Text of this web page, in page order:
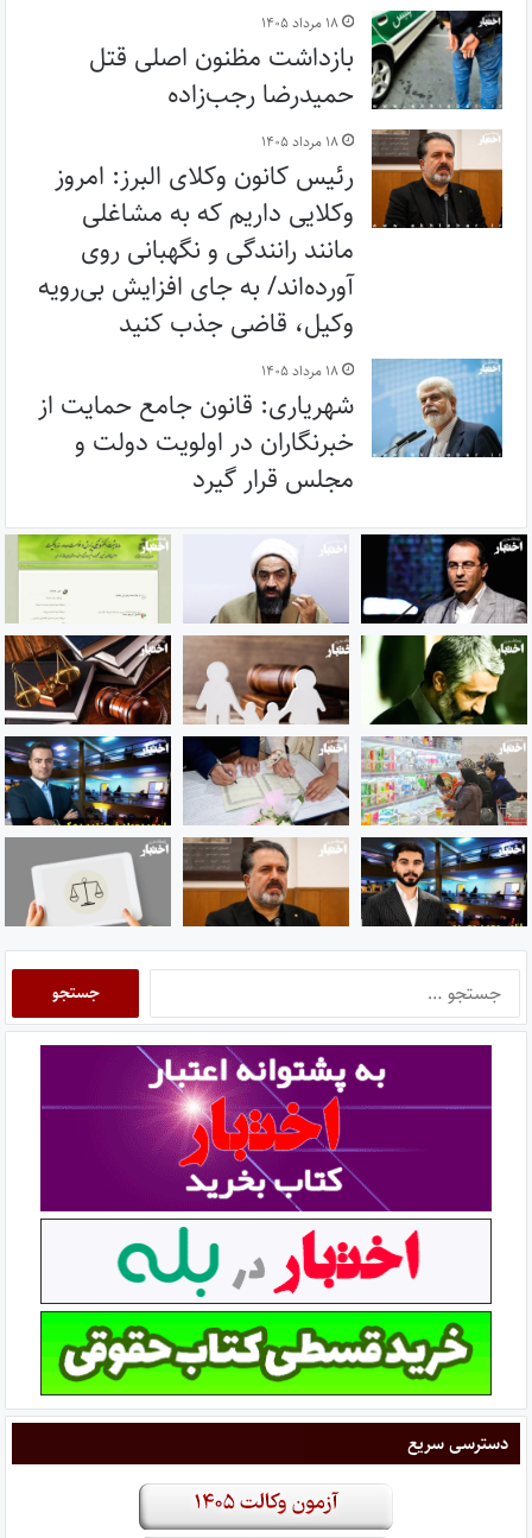
۱۸ مرداد ۱۴۰۵
بازداشت مظنون اصلی قتل
حمیدرضا رجب‌زاده
۱۸ مرداد ۱۴۰۵
رئیس کانون وکلای البرز: امروز
وکلایی داریم که به مشاغلی
مانند رانندگی و نگهبانی روی
آورده‌اند/ به جای افزایش بی‌رویه
وکیل، قاضی جذب کنید
۱۸ مرداد ۱۴۰۵
شهریاری: قانون جامع حمایت از
خبرنگاران در اولویت دولت و
مجلس قرار گیرد
جستجو
برای:
دسترسی سریع